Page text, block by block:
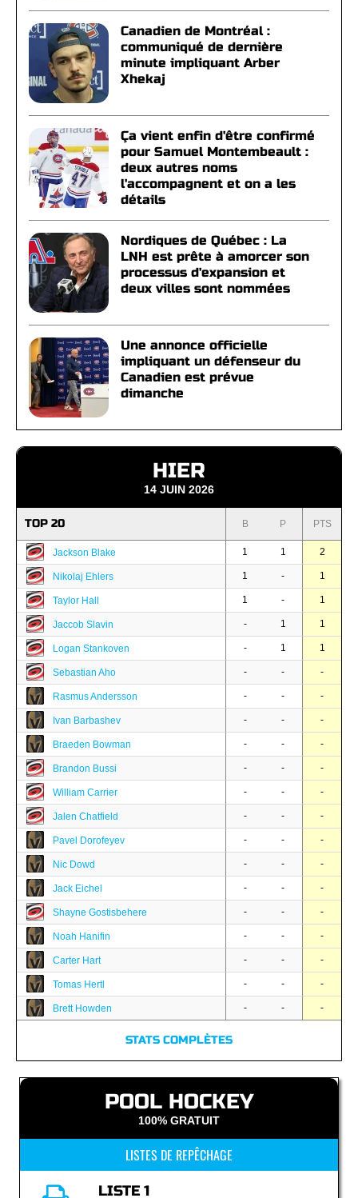
Canadien de Montréal :
communiqué de dernière
minute impliquant Arber
Xhekaj
Ça vient enfin d'être confirmé
pour Samuel Montembeault :
deux autres noms
l'accompagnent et on a les
détails
Nordiques de Québec : La
LNH est prête à amorcer son
processus d'expansion et
deux villes sont nommées
Une annonce officielle
impliquant un défenseur du
Canadien est prévue
dimanche
HIER
14 JUIN 2026
TOP 20 B P PTS
Jackson Blake 1 1 2
Nikolaj Ehlers 1 - 1
Taylor Hall 1 - 1
Jaccob Slavin - 1 1
Logan Stankoven - 1 1
Sebastian Aho - - -
Rasmus Andersson - - -
Ivan Barbashev - - -
Braeden Bowman - - -
Brandon Bussi - - -
William Carrier - - -
Jalen Chatfield - - -
Pavel Dorofeyev - - -
Nic Dowd - - -
Jack Eichel - - -
Shayne Gostisbehere - - -
Noah Hanifin - - -
Carter Hart - - -
Tomas Hertl - - -
Brett Howden - - -
STATS COMPLÈTES
POOL HOCKEY
100% GRATUIT
LISTES DE REPÊCHAGE
LISTE 1